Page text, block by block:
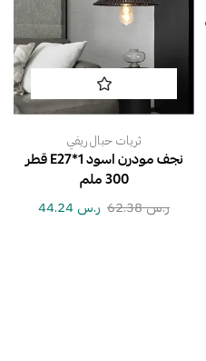
ثريات حبال ريفي
نجف مودرن اسود E27*1 قطر
300 ملم
ر.س62.38 ر.س